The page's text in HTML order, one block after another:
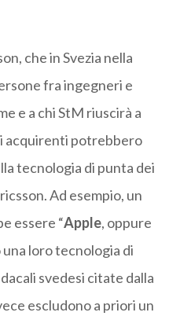
che in Svezia nella
fra ingegneri e
e a chi StM riuscirà a
acquirenti potrebbero
tecnologia di punta dei
Ad esempio, un
essere “Apple, oppure
loro tecnologia di
svedesi citate dalla
escludono a priori un